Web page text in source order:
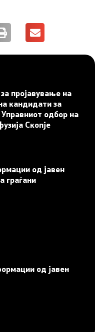
пројавување на
кандидати за
одбор на
Скопје
од јавен
граѓани
од јавен